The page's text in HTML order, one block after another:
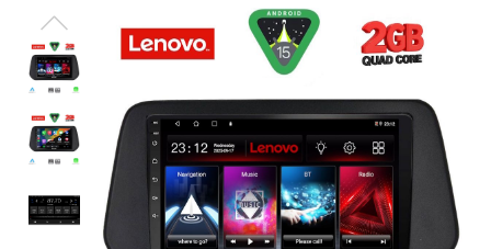
17% Έκπτωση